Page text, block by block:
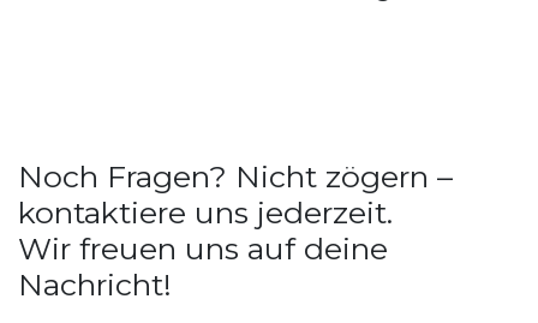
Noch Fragen? Nicht zögern –
kontaktiere uns jederzeit.
Wir freuen uns auf deine
Nachricht!